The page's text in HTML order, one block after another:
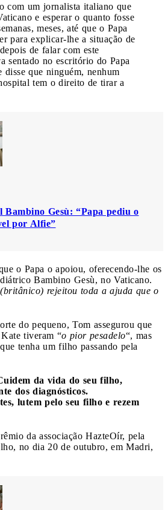
com um jornalista italiano que
e esperar o quanto fosse
meses, até que o Papa
para explicar-lhe a situação de
de falar com este
sentado no escritório do Papa
disse que ninguém, nenhum
tem o direito de tirar a
Gesù: “Papa pediu o
por Alfie”
o Papa o apoiou, oferecendo-lhe os
Bambino Gesù, no Vaticano.
rejeitou toda a ajuda que o
do pequeno, Tom assegurou que
tiveram “o pior pesadelo“, mas
tenha um filho passando pela
da vida do seu filho,
dos diagnósticos.
lutem pelo seu filho e rezem
da associação HazteOír, pela
no dia 20 de outubro, em Madri,